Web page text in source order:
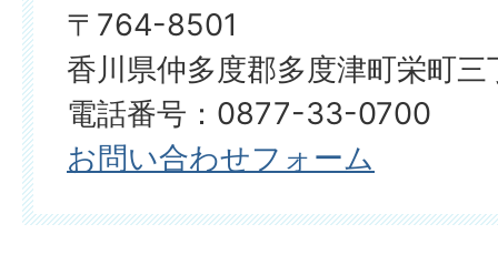
〒764-8501
香川県仲多度郡多度津町栄町
電話番号：0877-33-0700
お問い合わせフォーム